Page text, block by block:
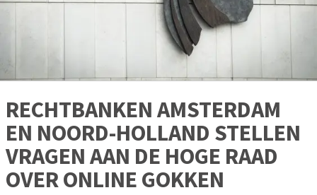
RECHTBANKEN AMSTERDAM
EN NOORD-HOLLAND STELLEN
VRAGEN AAN DE HOGE RAAD
OVER ONLINE GOKKEN